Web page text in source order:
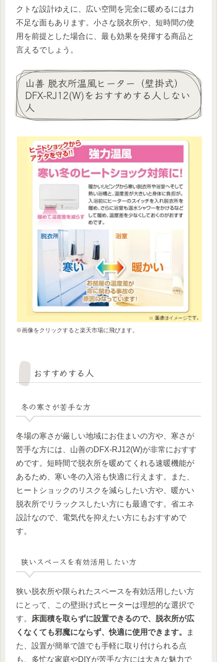
クトな設計ゆえに、広い空間を完全に暖めるには力
不足な面もあります。小さな脱衣所や、短時間の使
用を前提とした場合に、最も効果を発揮する商品と
言えるでしょう。
山善 脱衣所温風ヒーター（壁掛式）
DFX-RJ12(W)をおすすめする人しない
人
※画像をクリックすると楽天市場に飛びます。
おすすめする人
冬の寒さが苦手な方
冬場の寒さが厳しい地域にお住まいの方や、寒さが
苦手な方には、山善のDFX-RJ12(W)が非常におすす
めです。短時間で脱衣所を暖めてくれる速暖機能が
あるため、寒い冬の入浴も快適に行えます。また、
ヒートショックのリスクを減らしたい方や、暖かい
脱衣所でリラックスしたい方にも最適です。省エネ
設計なので、電気代を抑えたい方にもおすすめで
す。
狭いスペースを有効活用したい方
狭い脱衣所や限られたスペースを有効活用したい方
にとって、この壁掛け式ヒーターは理想的な選択で
す。
床面積を取らずに設置できるので、脱衣所が広
くなくても邪魔にならず、快適に使用できます。
ま
た、設置が簡単で誰でも手軽に取り付けられる点
も、多忙な家庭やDIYが苦手な方には大きな魅力で